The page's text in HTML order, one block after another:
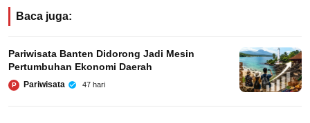
Baca juga:
Pariwisata Banten Didorong Jadi Mesin
Pertumbuhan Ekonomi Daerah
P Pariwisata 47 hari